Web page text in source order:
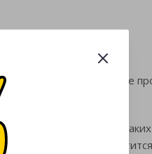
выдачи заказов, далее
номером заказа.
Если, в силу
заранее